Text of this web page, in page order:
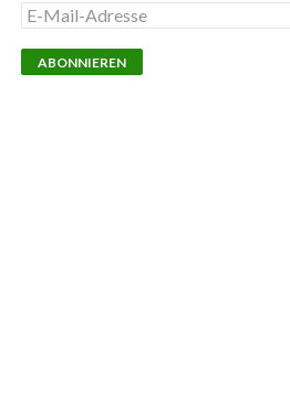
E-
Mail-
Adresse
ABONNIEREN